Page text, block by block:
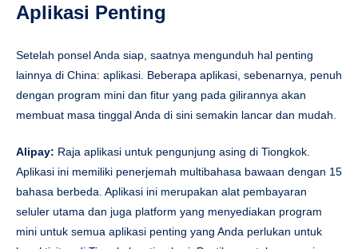
Aplikasi Penting
Setelah ponsel Anda siap, saatnya mengunduh hal penting
lainnya di China: aplikasi. Beberapa aplikasi, sebenarnya, penuh
dengan program mini dan fitur yang pada gilirannya akan
membuat masa tinggal Anda di sini semakin lancar dan mudah.
Alipay: Raja aplikasi untuk pengunjung asing di Tiongkok.
Aplikasi ini memiliki penerjemah multibahasa bawaan dengan 15
bahasa berbeda. Aplikasi ini merupakan alat pembayaran
seluler utama dan juga platform yang menyediakan program
mini untuk semua aplikasi penting yang Anda perlukan untuk